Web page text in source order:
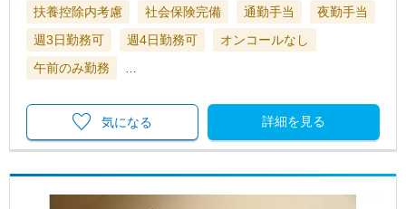
扶養控除内考慮 社会保険完備 通勤手当
夜勤手当
週3日勤務可
週4日勤務可
オンコールなし
午前のみ勤務
…
詳細を見る
気になる